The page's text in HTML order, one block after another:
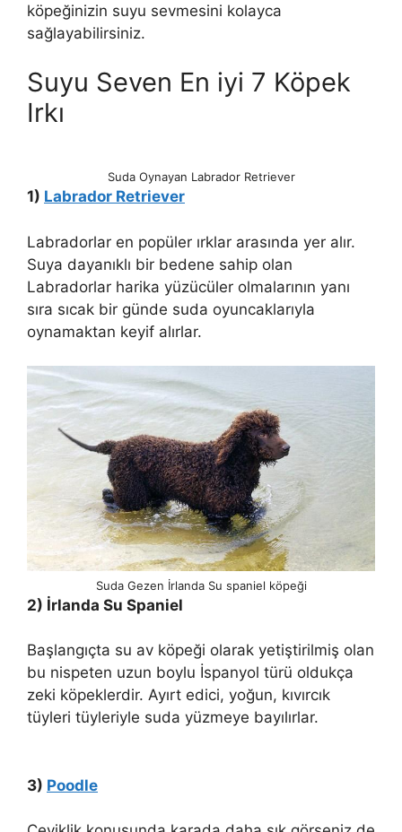
köpeğinizin suyu sevmesini kolayca
sağlayabilirsiniz.
Suyu Seven En iyi 7 Köpek
Irkı
Suda Oynayan Labrador Retriever
1) Labrador Retriever
Labradorlar en popüler ırklar arasında yer alır.
Suya dayanıklı bir bedene sahip olan
Labradorlar harika yüzücüler olmalarının yanı
sıra sıcak bir günde suda oyuncaklarıyla
oynamaktan keyif alırlar.
Suda Gezen İrlanda Su spaniel köpeği
2) İrlanda Su Spaniel
Başlangıçta su av köpeği olarak yetiştirilmiş olan
bu nispeten uzun boylu İspanyol türü oldukça
zeki köpeklerdir. Ayırt edici, yoğun, kıvırcık
tüyleri tüyleriyle suda yüzmeye bayılırlar.
3) Poodle